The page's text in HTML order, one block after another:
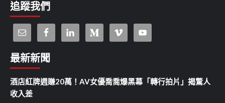
追蹤我們
最新新聞
酒店紅牌週賺20萬！AV女優喬喬爆黑幕「轉行拍片」揭驚人
收入差